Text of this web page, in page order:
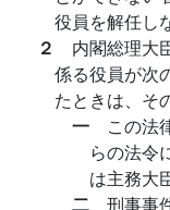
役員を解任し
２ 内閣総理大
係る役員が次
たときは、そ
一 この法
らの法令
は主務大
二 刑事事